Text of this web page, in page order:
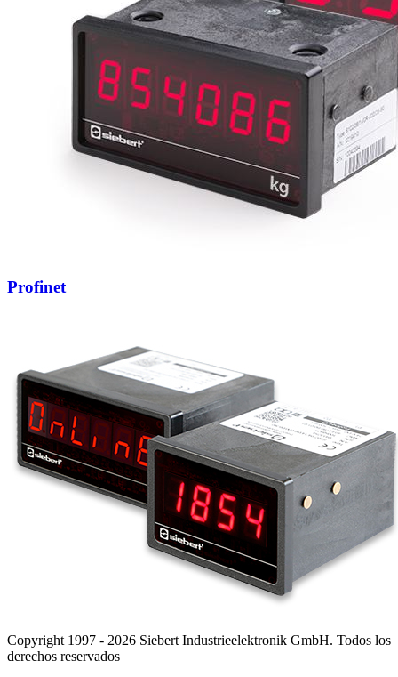
Profinet
Copyright 1997 - 2026 Siebert Industrieelektronik GmbH. Todos los
derechos reservados